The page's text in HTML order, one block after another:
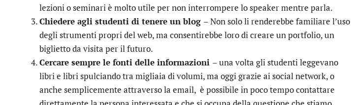
lezioni o seminari è molto utile per non interrompere lo speaker mentre parla.
Chiedere agli studenti di tenere un blog – Non solo li renderebbe familiare l’uso
degli strumenti propri del web, ma consentirebbe loro di creare un portfolio, un
biglietto da visita per il futuro.
Cercare sempre le fonti delle informazioni – una volta gli studenti leggevano
libri e libri spulciando tra migliaia di volumi, ma oggi grazie ai social network, o
anche semplicemente attraverso la email, è possibile in poco tempo contattare